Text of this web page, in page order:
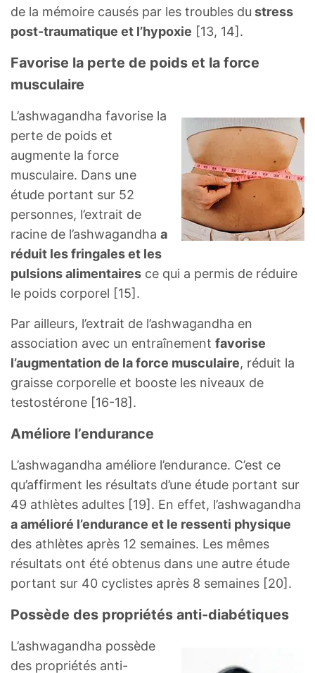
de la mémoire causés par les troubles du stress
post-traumatique et l’hypoxie [13, 14].
Favorise la perte de poids et la force
musculaire
L’ashwagandha favorise la
perte de poids et
augmente la force
musculaire. Dans une
étude portant sur 52
personnes, l’extrait de
racine de l’ashwagandha a
réduit les fringales et les
pulsions alimentaires ce qui a permis de réduire
le poids corporel [15].
Par ailleurs, l’extrait de l’ashwagandha en
association avec un entraînement favorise
l’augmentation de la force musculaire, réduit la
graisse corporelle et booste les niveaux de
testostérone [16-18].
Améliore l’endurance
L’ashwagandha améliore l’endurance. C’est ce
qu’affirment les résultats d’une étude portant sur
49 athlètes adultes [19]. En effet, l’ashwagandha
a amélioré l’endurance et le ressenti physique
des athlètes après 12 semaines. Les mêmes
résultats ont été obtenus dans une autre étude
portant sur 40 cyclistes après 8 semaines [20].
Possède des propriétés anti-diabétiques
L’ashwagandha possède
des propriétés anti-